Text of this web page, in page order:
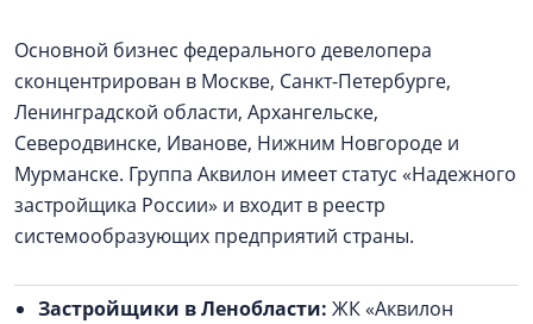
Основной бизнес федерального девелопера
сконцентрирован в Москве, Санкт-Петербурге,
Ленинградской области, Архангельске,
Северодвинске, Иванове, Нижним Новгороде и
Мурманске. Группа Аквилон имеет статус «Надежного
застройщика России» и входит в реестр
системообразующих предприятий страны.
Застройщики в Ленобласти: ЖК «Аквилон